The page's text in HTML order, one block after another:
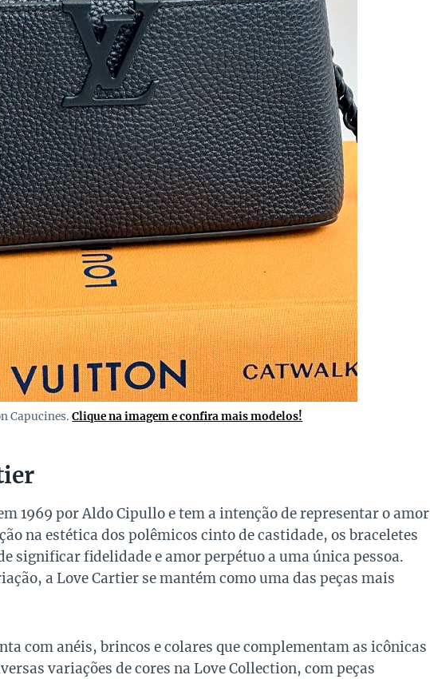
Capucines.Clique na imagem e confira mais modelos!
1969 por Aldo Cipullo e tem a intenção de representar o amor
na estética dos polêmicos cinto de castidade, os braceletes
significar fidelidade e amor perpétuo a uma única pessoa.
a Love Cartier se mantém como uma das peças mais
com anéis, brincos e colares que complementam as icônicas
variações de cores na Love Collection, com peças